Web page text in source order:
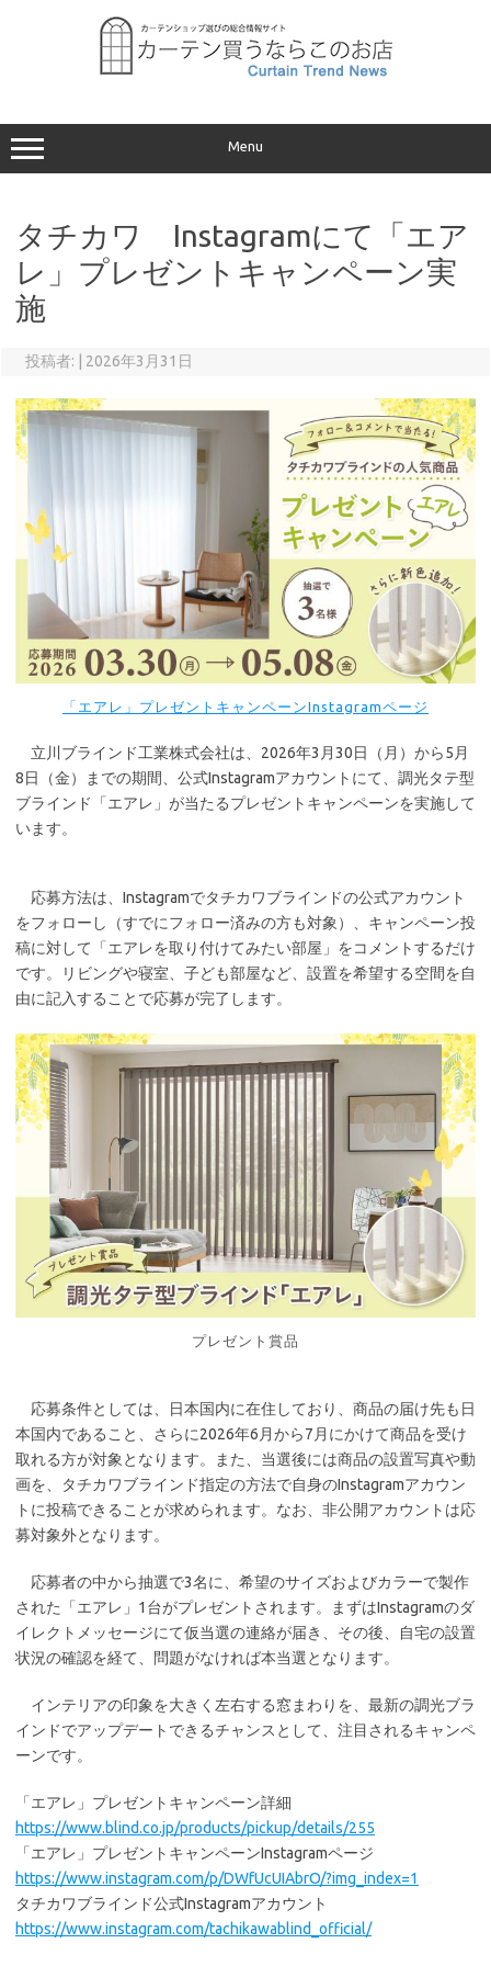
ッ
プ
Menu
タチカワ Instagramにて「エア
レ」プレゼントキャンペーン実
施
投稿者: 2026年3月31日
「エアレ」プレゼントキャンペーンInstagramページ
立川ブラインド工業株式会社は、2026年3月30日（月）から5月
8日（金）までの期間、公式Instagramアカウントにて、調光タテ型
ブラインド「エアレ」が当たるプレゼントキャンペーンを実施して
います。
応募方法は、Instagramでタチカワブラインドの公式アカウント
をフォローし（すでにフォロー済みの方も対象）、キャンペーン投
稿に対して「エアレを取り付けてみたい部屋」をコメントするだけ
です。リビングや寝室、子ども部屋など、設置を希望する空間を自
由に記入することで応募が完了します。
プレゼント賞品
応募条件としては、日本国内に在住しており、商品の届け先も日
本国内であること、さらに2026年6月から7月にかけて商品を受け
取れる方が対象となります。また、当選後には商品の設置写真や動
画を、タチカワブラインド指定の方法で自身のInstagramアカウン
トに投稿できることが求められます。なお、非公開アカウントは応
募対象外となります。
応募者の中から抽選で3名に、希望のサイズおよびカラーで製作
された「エアレ」1台がプレゼントされます。まずはInstagramのダ
イレクトメッセージにて仮当選の連絡が届き、その後、自宅の設置
状況の確認を経て、問題がなければ本当選となります。
インテリアの印象を大きく左右する窓まわりを、最新の調光ブラ
インドでアップデートできるチャンスとして、注目されるキャンペ
ーンです。
「エアレ」プレゼントキャンペーン詳細
https://www.blind.co.jp/products/pickup/details/255
「エアレ」プレゼントキャンペーンInstagramページ
https://www.instagram.com/p/DWfUcUIAbrO/?img_index=1
タチカワブラインド公式Instagramアカウント
https://www.instagram.com/tachikawablind_official/